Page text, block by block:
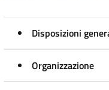
Disposizioni
Organizzazione